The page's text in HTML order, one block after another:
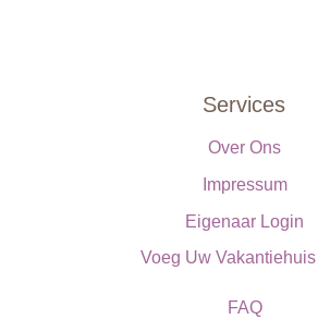
Services
Over Ons
Impressum
Eigenaar Login
Voeg Uw Vakantiehuis
FAQ